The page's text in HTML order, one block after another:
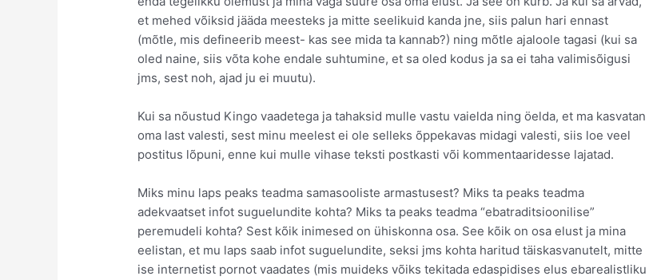
et mehed võiksid jääda meesteks ja mitte seelikuid kanda jne, siis palun hari ennast
(mõtle, mis defineerib meest- kas see mida ta kannab?) ning mõtle ajaloole tagasi (kui sa
oled naine, siis võta kohe endale suhtumine, et sa oled kodus ja sa ei taha valimisõigusi
jms, sest noh, ajad ju ei muutu).
Kui sa nõustud Kingo vaadetega ja tahaksid mulle vastu vaielda ning öelda, et ma kasvatan
oma last valesti, sest minu meelest ei ole selleks õppekavas midagi valesti, siis loe veel
postitus lõpuni, enne kui mulle vihase teksti postkasti või kommentaaridesse lajatad.
Miks minu laps peaks teadma samasooliste armastusest? Miks ta peaks teadma
adekvaatset infot suguelundite kohta? Miks ta peaks teadma “ebatraditsioonilise”
peremudeli kohta? Sest kõik inimesed on ühiskonna osa. See kõik on osa elust ja mina
eelistan, et mu laps saab infot suguelundite, seksi jms kohta haritud täiskasvanutelt, mitte
ise internetist pornot vaadates (mis muideks võiks tekitada edaspidises elus ebarealistliku